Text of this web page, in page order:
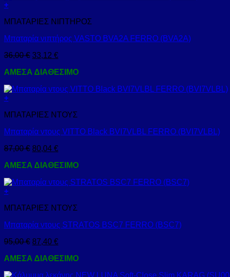
+
ΜΠΑΤΑΡΙΕΣ ΝΙΠΤΗΡΟΣ
Μπαταρία νιπτήρος VASTO BVA2A FERRO (BVA2A)
36,00€ 33,12 €
ΑΜΕΣΑ ΔΙΑΘΕΣΙΜΟ
+
ΜΠΑΤΑΡΙΕΣ ΝΤΟΥΣ
Μπαταρία ντους VITTO Black BVI7VLBL FERRO (BVI7VLBL)
87,00€ 80,04 €
ΑΜΕΣΑ ΔΙΑΘΕΣΙΜΟ
+
ΜΠΑΤΑΡΙΕΣ ΝΤΟΥΣ
Μπαταρία ντους STRATOS BSC7 FERRO (BSC7)
95,00€ 87,40 €
ΑΜΕΣΑ ΔΙΑΘΕΣΙΜΟ